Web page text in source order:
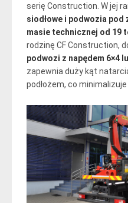
serię Construction. W jej
siodłowe i podwozia pod
masie technicznej od 19
rodzinę CF Construction,
podwozi z napędem 6×4
zapewnia duży kąt
podłożem, co